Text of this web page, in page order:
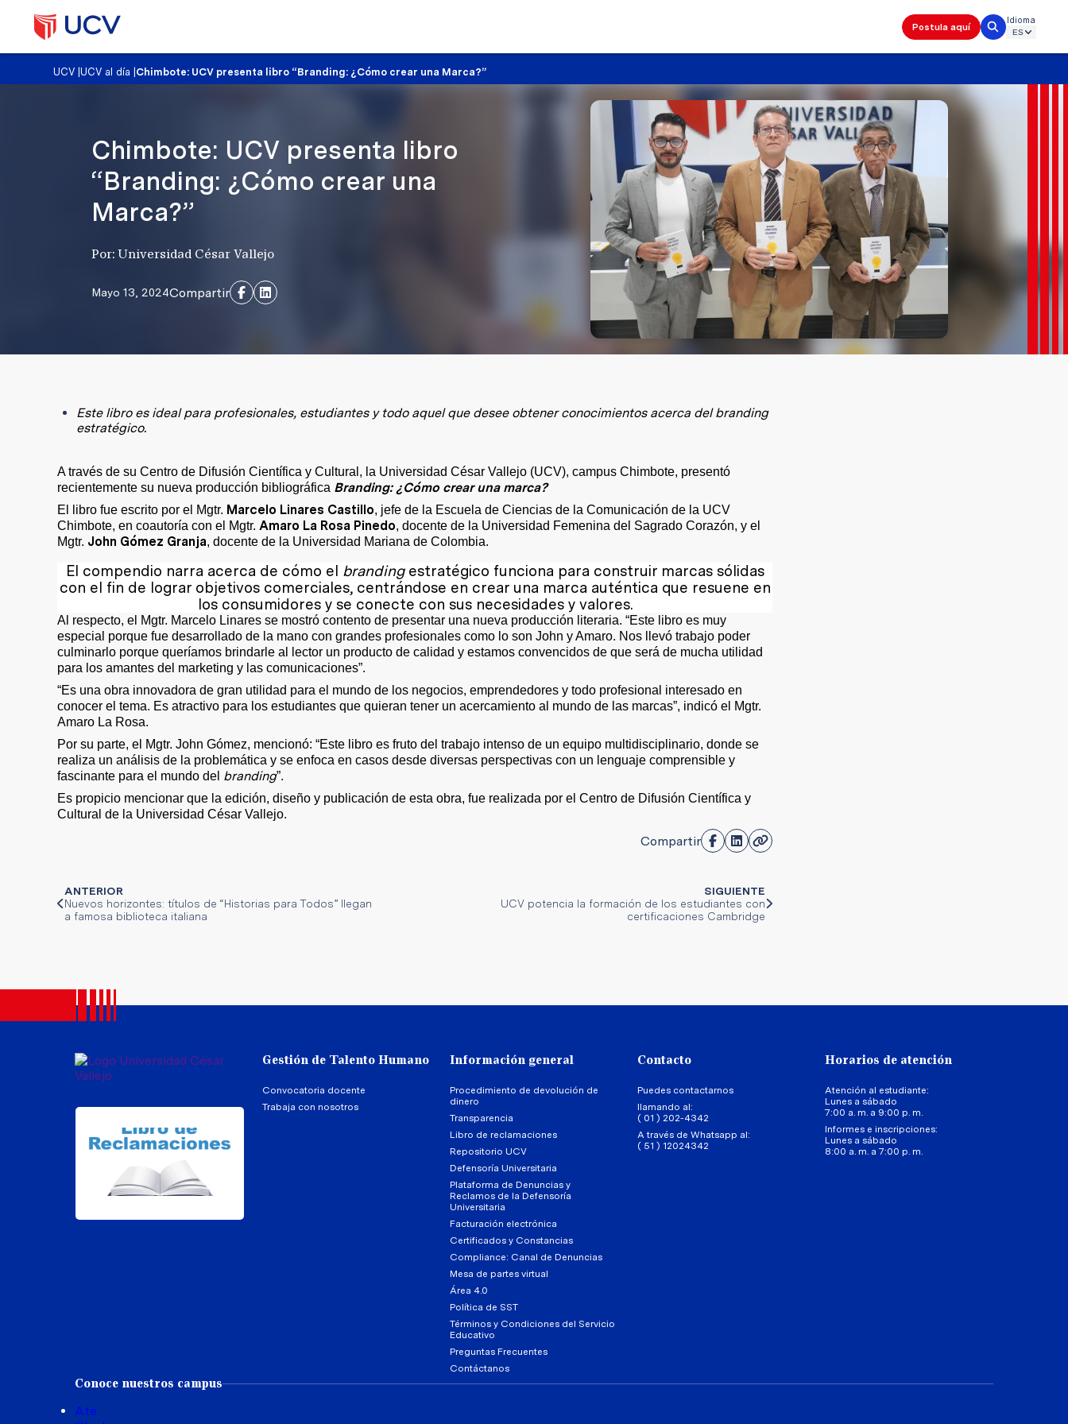
Postula aquí
Idioma
UCV |UCV al día Chimbote: UCV presenta libro “Branding: ¿Cómo crear una Marca?”
Chimbote: UCV presenta libro
“Branding: ¿Cómo crear una
Marca?”
Por: Universidad César Vallejo
Mayo 13, 2024Compartir
Este libro es ideal para profesionales, estudiantes y todo aquel que desee obtener conocimientos acerca del branding
estratégico.
A través de su Centro de Difusión Científica y Cultural, la Universidad César Vallejo (UCV), campus Chimbote, presentó
recientemente su nueva producción bibliográfica Branding: ¿Cómo crear una marca?
El libro fue escrito por el Mgtr. Marcelo Linares Castillo, jefe de la Escuela de Ciencias de la Comunicación de la UCV
Chimbote, en coautoría con el Mgtr. Amaro La Rosa Pinedo, docente de la Universidad Femenina del Sagrado Corazón, y el
Mgtr. John Gómez Granja, docente de la Universidad Mariana de Colombia.
El compendio narra acerca de cómo el brandingestratégico funciona para construir marcas sólidas
con el fin de lograr objetivos comerciales, centrándose en crear una marca auténtica que resuene en
los consumidores y se conecte con sus necesidades y valores.
Al respecto, el Mgtr. Marcelo Linares se mostró contento de presentar una nueva producción literaria. “Este libro es muy
especial porque fue desarrollado de la mano con grandes profesionales como lo son John y Amaro. Nos llevó trabajo poder
culminarlo porque queríamos brindarle al lector un producto de calidad y estamos convencidos de que será de mucha utilidad
para los amantes del marketing y las comunicaciones”.
“Es una obra innovadora de gran utilidad para el mundo de los negocios, emprendedores y todo profesional interesado en
conocer el tema. Es atractivo para los estudiantes que quieran tener un acercamiento al mundo de las marcas”, indicó el Mgtr.
Amaro La Rosa.
Por su parte, el Mgtr. John Gómez, mencionó: “Este libro es fruto del trabajo intenso de un equipo multidisciplinario, donde se
realiza un análisis de la problemática y se enfoca en casos desde diversas perspectivas con un lenguaje comprensible y
fascinante para el mundo del branding”.
Es propicio mencionar que la edición, diseño y publicación de esta obra, fue realizada por el Centro de Difusión Científica y
Cultural de la Universidad César Vallejo.
Compartir
ANTERIOR
Nuevos horizontes: títulos de “Historias para Todos” llegan
a famosa biblioteca italiana
SIGUIENTE
UCV potencia la formación de los estudiantes con
certificaciones Cambridge
Gestión de Talento Humano
Convocatoria docente
Trabaja con nosotros
Información general
Procedimiento de devolución de
dinero
Transparencia
Libro de reclamaciones
Repositorio UCV
Defensoría Universitaria
Plataforma de Denuncias y
Reclamos de la Defensoría
Universitaria
Facturación electrónica
Certificados y Constancias
Compliance: Canal de Denuncias
Mesa de partes virtual
Área 4.0
Política de SST
Términos y Condiciones del Servicio
Educativo
Preguntas Frecuentes
Contáctanos
Contacto
Puedes contactarnos
llamando al:
( 01 ) 202-4342
A través de Whatsapp al:
( 51 ) 12024342
Horarios de atención
Atención al estudiante:
Lunes a sábado
7:00 a. m. a 9:00 p. m.
Informes e inscripciones:
Lunes a sábado
8:00 a. m. a 7:00 p. m.
Conoce nuestros campus
Ate